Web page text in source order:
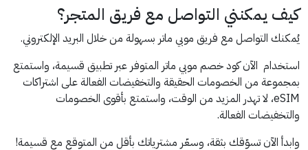
كيف يمكنني التواصل مع فريق المتجر؟
يُمكنك التواصل مع فريق موبي ماتر بسهولة من خلال البريد الإلكتروني.
استخدام الآن كود خصم موبي ماتر المتوفر عبر تطبيق قسيمة، واستمتع
بمجموعة من الخصومات الحقيقة والتخفيضات الفعالة على اشتراكات
eSIM، لا تهدر المزيد من الوقت، واستمتع بأقوى الخصومات
والتخفيضات الفعالة.
وابدأ الآن تسوّقك بثقة، وسعّر مشترياتك بأقل من المتوقع مع قسيمة!